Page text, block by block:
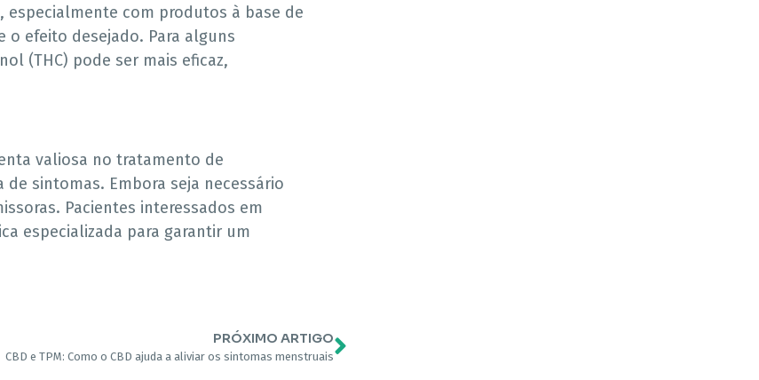
especialmente com produtos à base de
o efeito desejado. Para alguns
(THC) pode ser mais eficaz,
valiosa no tratamento de
sintomas. Embora seja necessário
Pacientes interessados em
especializada para garantir um
PRÓXIMO ARTIGO
CBD e TPM: Como o CBD ajuda a aliviar os sintomas menstruais